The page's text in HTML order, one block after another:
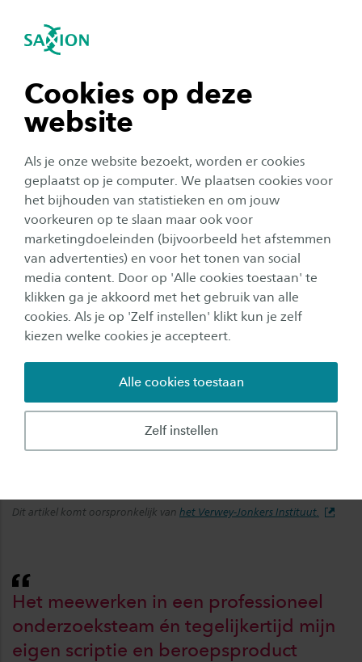
Cookies op deze
website
Als je onze website bezoekt, worden er cookies
geplaatst op je computer. We plaatsen cookies voor
het bijhouden van statistieken en om jouw
voorkeuren op te slaan maar ook voor
marketingdoeleinden (bijvoorbeeld het afstemmen
van advertenties) en voor het tonen van social
media content. Door op 'Alle cookies toestaan' te
klikken ga je akkoord met het gebruik van alle
cookies. Als je op 'Zelf instellen' klikt kun je zelf
kiezen welke cookies je accepteert.
Zelf instellen
Alle cookies toestaan
Navigatie openen
tonen
tonen
tonen
tonen
sluiten
Onderwijs
Carlijn schreef haar scriptie bij
het Verwey-Jonker Instituut:
‘Een leerzame en uitdagende
ervaring’
23 februari 2026 Leestijd: 2 Minuten
Carlijn studeert Toegepaste Psychologie en liep
haar afstudeerstage bij het Verwey-Jonker
Instituut, waarbij zij haar scriptie uitvoerde
Dit artikel komt oorspronkelijk van het Verwey-Jonkers Instituut.
Het meewerken in een professioneel
onderzoeksteam én tegelijkertijd mijn
eigen scriptie en beroepsproduct